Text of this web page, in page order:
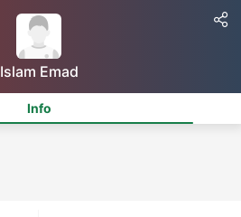
Islam Emad
Info